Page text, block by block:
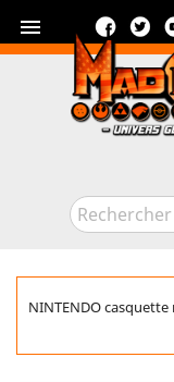

NINTENDO